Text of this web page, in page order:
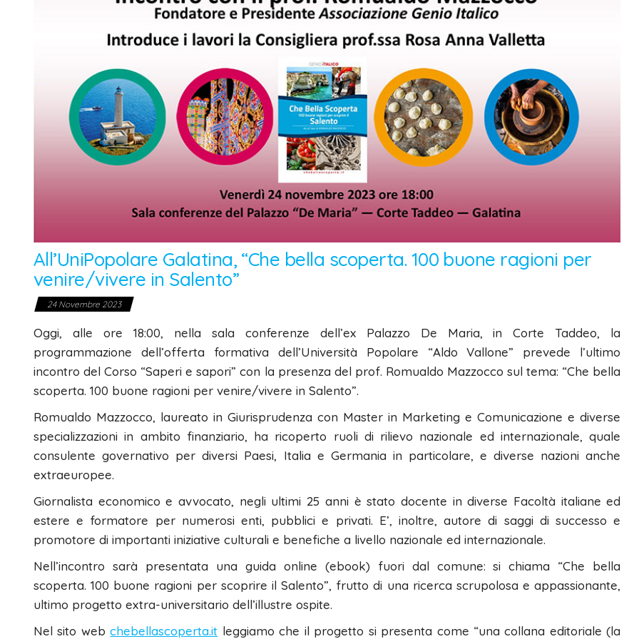
All’UniPopolare Galatina, “Che bella scoperta. 100 buone ragioni per
venire/vivere in Salento”
24 Novembre 2023
Oggi, alle ore 18:00, nella sala conferenze dell’ex Palazzo De Maria, in Corte Taddeo, la
programmazione dell’offerta formativa dell’Università Popolare “Aldo Vallone” prevede l’ultimo
incontro del Corso “Saperi e sapori” con la presenza del prof. Romualdo Mazzocco sul tema: “Che bella
scoperta. 100 buone ragioni per venire/vivere in Salento”.
Romualdo Mazzocco, laureato in Giurisprudenza con Master in Marketing e Comunicazione e diverse
specializzazioni in ambito finanziario, ha ricoperto ruoli di rilievo nazionale ed internazionale, quale
consulente governativo per diversi Paesi, Italia e Germania in particolare, e diverse nazioni anche
extraeuropee.
Giornalista economico e avvocato, negli ultimi 25 anni è stato docente in diverse Facoltà italiane ed
estere e formatore per numerosi enti, pubblici e privati. E’, inoltre, autore di saggi di successo e
promotore di importanti iniziative culturali e benefiche a livello nazionale ed internazionale.
Nell’incontro sarà presentata una guida online (ebook) fuori dal comune: si chiama “Che bella
scoperta. 100 buone ragioni per scoprire il Salento”, frutto di una ricerca scrupolosa e appassionante,
ultimo progetto extra-universitario dell’illustre ospite.
Nel sito webchebellascoperta.it leggiamo che il progetto si presenta come “una collana editoriale (la